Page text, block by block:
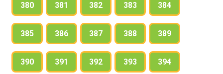
380 381 382 383 384
385 386 387 388 389
390 391 392 393 394